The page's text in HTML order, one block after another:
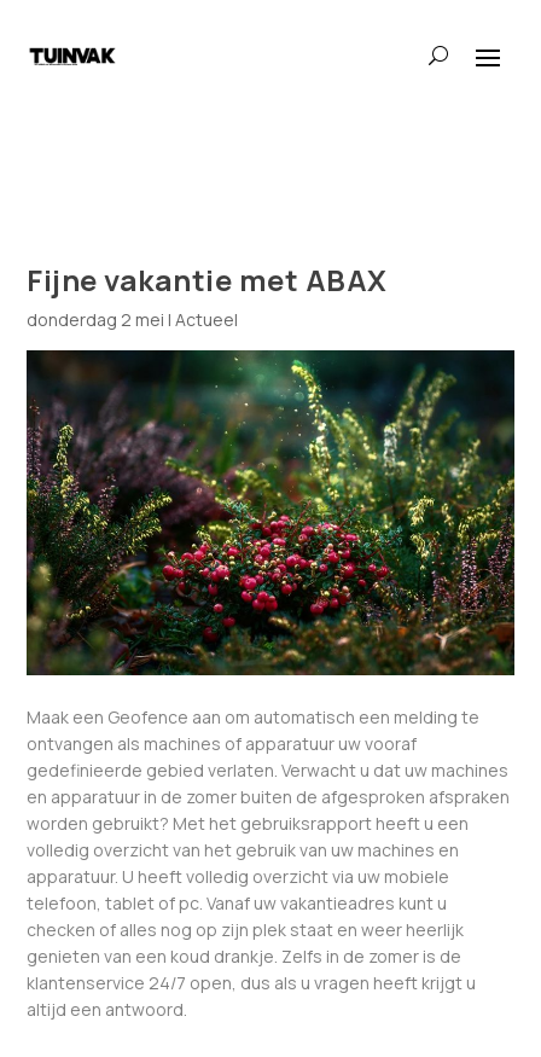
Fijne vakantie met ABAX
donderdag 2 mei |Actueel
Maak een Geofence aan om automatisch een melding te
ontvangen als machines of apparatuur uw vooraf
gedefinieerde gebied verlaten. Verwacht u dat uw machines
en apparatuur in de zomer buiten de afgesproken afspraken
worden gebruikt? Met het gebruiksrapport heeft u een
volledig overzicht van het gebruik van uw machines en
apparatuur. U heeft volledig overzicht via uw mobiele
telefoon, tablet of pc. Vanaf uw vakantieadres kunt u
checken of alles nog op zijn plek staat en weer heerlijk
genieten van een koud drankje. Zelfs in de zomer is de
klantenservice 24/7 open, dus als u vragen heeft krijgt u
altijd een antwoord.